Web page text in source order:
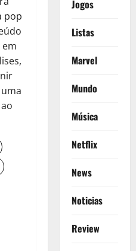
pop
Jogos
Listas
Marvel
Mundo
Música
Netflix
News
Noticias
Review